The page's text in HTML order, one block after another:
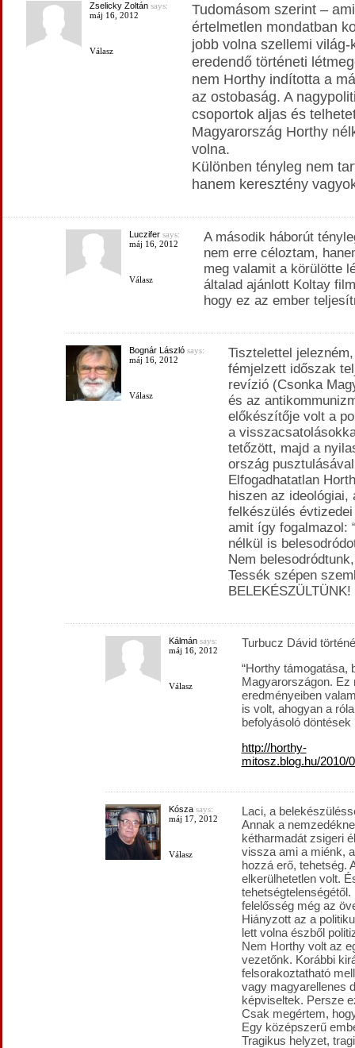
Zselicky Zoltánsays:
máj 16, 2012
Válasz
Tudomásom szerint –
értelmetlen mondatban
jobb volna szellemi
eredendő történeti
nem Horthy indította a
az ostobaság. A
csoportok aljas és
Magyarország Horthy
volna.
Különben tényleg nem
hanem keresztény
Luczifersays:
máj 16, 2012
Válasz
A második háborút
nem erre céloztam,
meg valamit a körülötte
általad ajánlott Koltay
hogy ez az ember
Bognár Lászlósays:
máj 16, 2012
Válasz
Tisztelettel
fémjelzett időszak
revízió (Csonka
és az
előkészítője volt a
a
tetőzött, majd a
ország
Elfogadhatatlan
hiszen az ideológiai,
felkészülés
amit így fogalmazol:
nélkül is
Nem
Tessék szépen
BELEKÉSZÜLTÜNK!
Kálmánsays:
máj 16, 2012
Válasz
Turbucz Dávid
“Horthy támogatása,
Magyarországon. Ez
eredményeiben
is volt, ahogyan a
befolyásoló döntések
http://horthy-
mitosz.blog.hu/2010/
Kószasays:
máj 17, 2012
Válasz
Laci, a
Annak a
kétharmadát zsigeri
vissza ami a miénk,
hozzá erő, tehetség.
elkerülhetetlen volt.
felelősség még az
Hiányzott az a
lett volna észből
Nem Horthy volt az
vezetőnk. Korábbi
felsorakoztatható
vagy magyarellenes
képviseltek. Persze
Csak megértem,
Egy középszerű
Tragikus helyzet,